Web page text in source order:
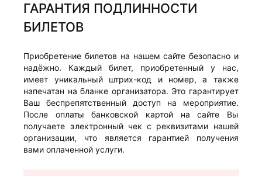
ГАРАНТИЯ ПОДЛИННОСТИ
БИЛЕТОВ
Приобретение билетов на нашем сайте безопасно и
надёжно. Каждый билет, приобретенный у нас,
имеет уникальный штрих-код и номер, а также
напечатан на бланке организатора. Это гарантирует
Ваш беспрепятственный доступ на мероприятие.
После оплаты банковской картой на сайте Вы
получаете электронный чек с реквизитами нашей
организации, что является гарантией получения
вами оплаченной услуги.